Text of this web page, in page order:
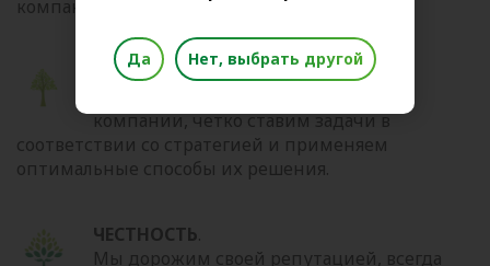
компании.
ЭФФЕКТИВНОСТЬ.
компании, четко ставим задачи в
соответствии со стратегией и применяем
оптимальные способы их решения.
ЧЕСТНОСТЬ.
Мы дорожим своей репутацией, всегда
Да Нет, выбрать другой